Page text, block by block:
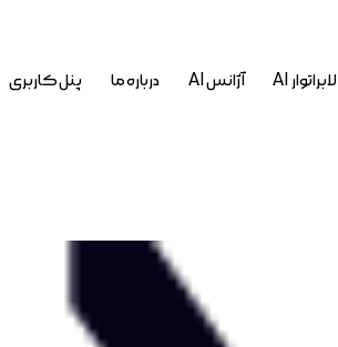
لابراتوار AI آژانس AI درباره ما پنل کاربری